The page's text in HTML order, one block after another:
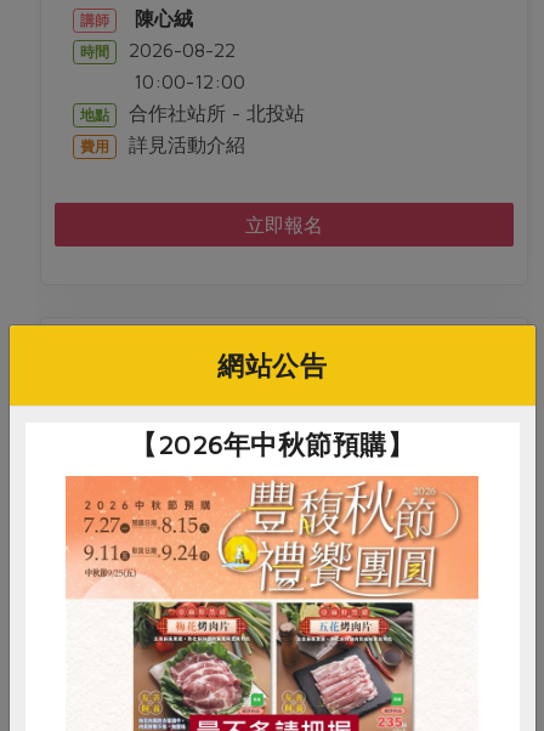
講師 陳心絨
時間 2026-08-22
10:00-12:00
地點 合作社站所 - 北投站
費用 詳見活動介紹
立即報名
料理/教作
時間 2026-08-20
13:30-15:30
地點 豐原站
詳見活動介紹
立即報名
RPET 食譜 減硝酸鹽
雞蛋 食安 共同購買
網站公告
【2026年中秋節預購】